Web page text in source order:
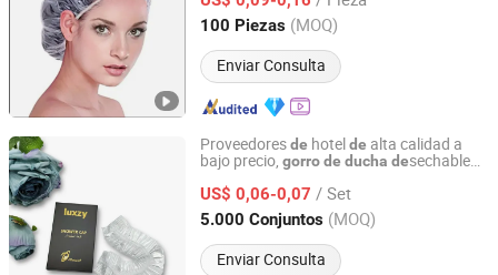
100 Piezas (MOQ)
Enviar Consulta
Shandong, China Desde 2012
Proveedoresde hotelde alta calidad a
bajo precio, gorrode ducha desechable
US$ 0,06-0,07 / Set
5.000 Conjuntos (MOQ)
Enviar Consulta
Yangzhou Top Daily Chemical Co., Ltd.
Jiangsu, China Desde 2025